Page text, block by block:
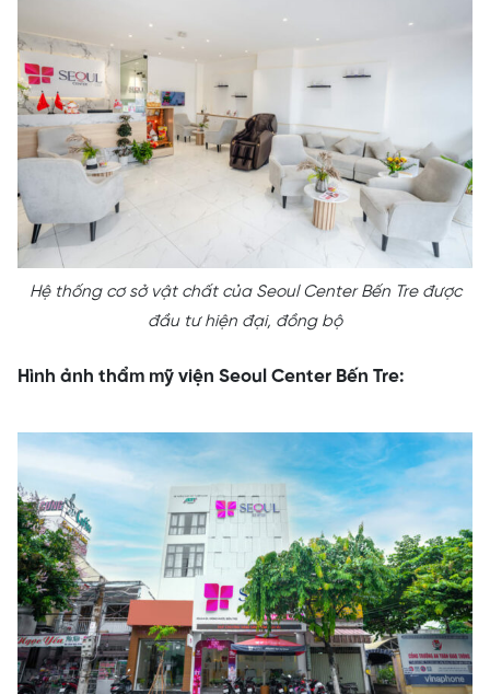
Hệ thống cơ sở vật chất của Seoul Center Bến Tre được
đầu tư hiện đại, đồng bộ
Hình ảnh thẩm mỹ viện Seoul Center Bến Tre: